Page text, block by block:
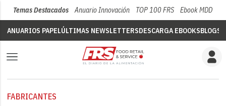
Temas Destacados Anuario Innovación TOP 100 FRS Ebook MDD
ANUARIOS PAPELÚLTIMAS NEWSLETTERSDESCARGA EBOOKSBLOGS
FABRICANTES